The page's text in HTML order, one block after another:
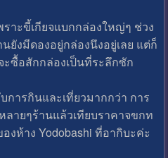
าะขี้เกียจแบกกล่องใหญ่ๆ ช่วง
ยังมีดองอยู่กล่องนึงอยู่เลย แต่ก็
ซื้อสักกล่องเป็นที่ระลึกซัก
การกินและเที่ยวมากกว่า การ
ลายๆร้านแล้วเทียบราคาจขกท
งห้าง Yodobashi ที่อากิบะค่ะ